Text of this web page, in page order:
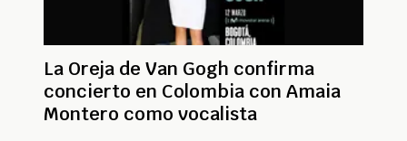
La Oreja de Van Gogh confirma
concierto en Colombia con Amaia
Montero como vocalista